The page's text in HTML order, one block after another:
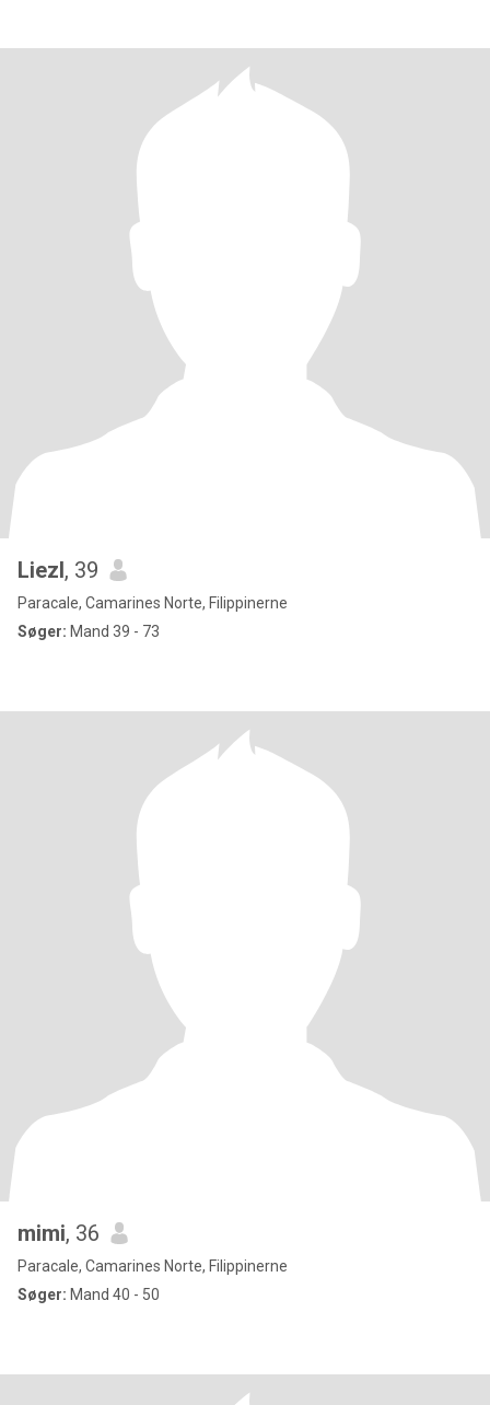
Liezl, 39
Paracale, Camarines Norte, Filippinerne
Søger: Mand 39 - 73
mimi, 36
Paracale, Camarines Norte, Filippinerne
Søger: Mand 40 - 50